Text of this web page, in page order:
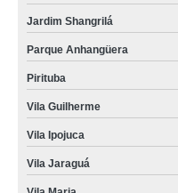
Jardim Shangrilá
Parque Anhangüera
Pirituba
Vila Guilherme
Vila Ipojuca
Vila Jaraguá